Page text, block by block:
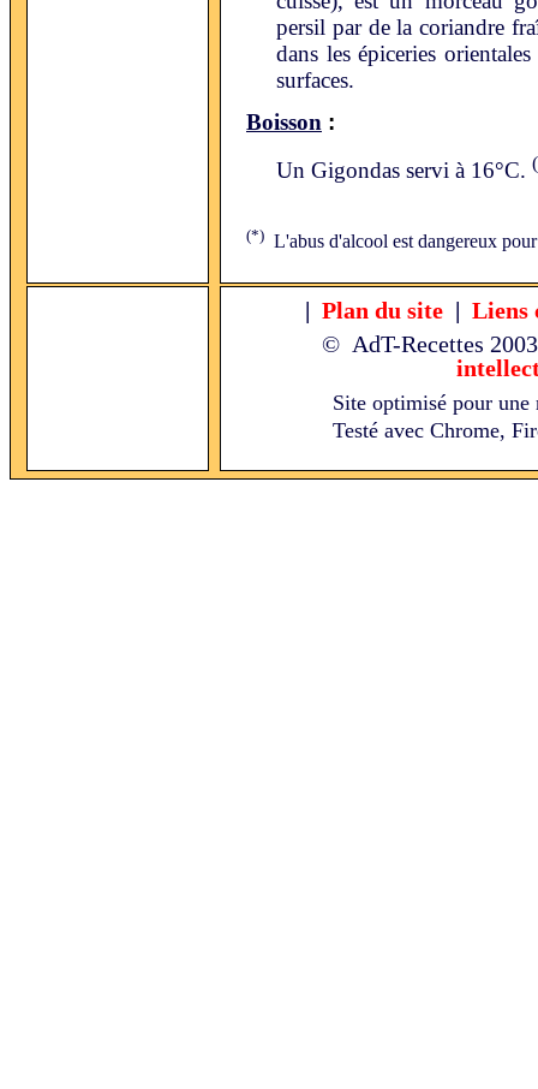
persil par de la coriandre
dans les épiceries
surfaces.
Boisson :
Un Gigondas servi à 16°C.
(*) L'abus d'alcool est dangereux
| Plan du site | Liens
© AdT-Recettes
Site optimisé pour
Testé avec Chrome,